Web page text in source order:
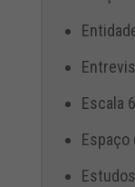
Escala
Espaço